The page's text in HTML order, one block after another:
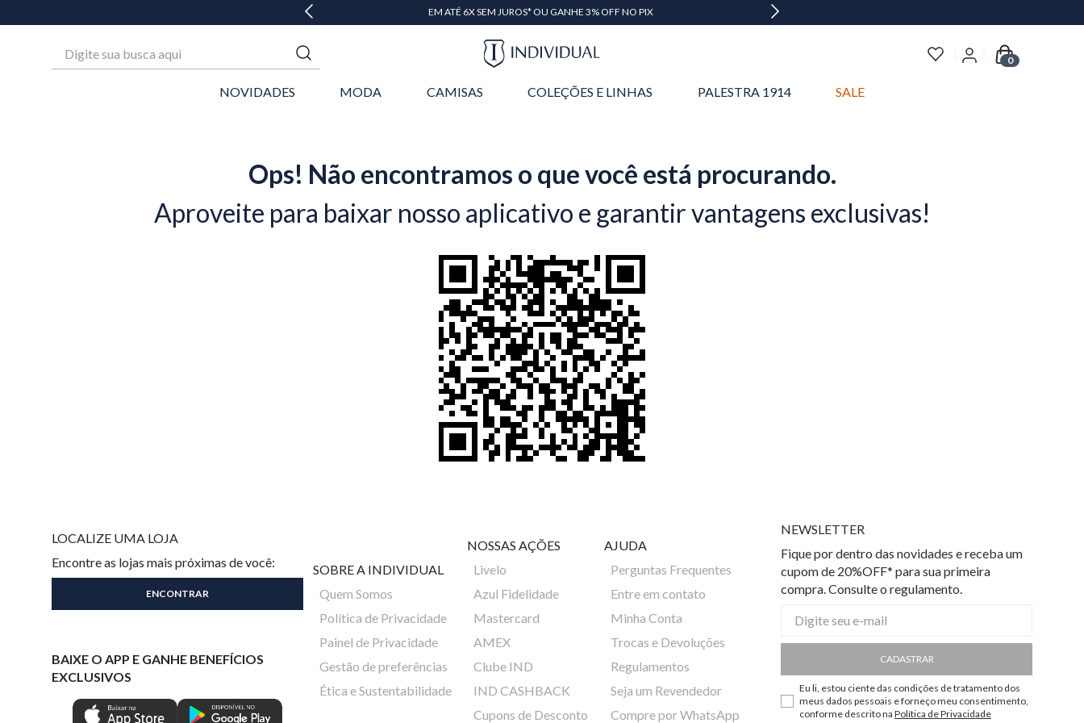
CASHBACK DE 15% EM TODAS AS COMPRAS
0
NOVIDADES MODA CAMISAS COLEÇÕES E LINHAS PALESTRA 1914 SALE
Ops! Não encontramos o que você está procurando.
Aproveite para baixar nosso aplicativo e garantir vantagens exclusivas!
LOCALIZE UMA LOJA
Encontre as lojas mais próximas de você:
BAIXE O APP E GANHE BENEFÍCIOS
EXCLUSIVOS
SOBRE A INDIVIDUAL
Quem Somos
Política de Privacidade
Painel de Privacidade
Gestão de preferências
Ética e Sustentabilidade
NOSSAS AÇÕES
Livelo
Azul Fidelidade
Mastercard
AMEX
Clube IND
IND CASHBACK
Cupons de Desconto
AJUDA
Perguntas Frequentes
Entre em contato
Minha Conta
Trocas e Devoluções
Regulamentos
Seja um Revendedor
Compre por WhatsApp
NEWSLETTER
Fique por dentro das novidades e receba um
cupom de 20%OFF* para sua primeira
compra. Consulte o regulamento.
CADASTRAR
Eu li, estou ciente das condições de tratamento dos
meus dados pessoais e forneço meu consentimento,
conforme descrito na Política de Privacidade